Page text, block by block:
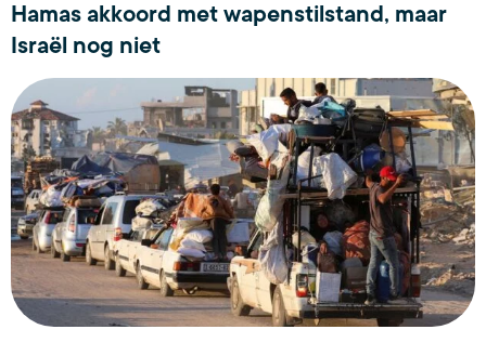
Hamas akkoord met wapenstilstand, maar
Israël nog niet